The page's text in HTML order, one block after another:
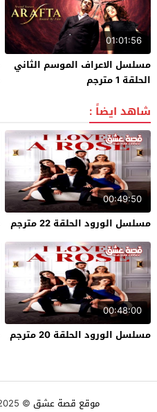
01:01:56
مسلسل الاعراف الموسم الثاني
الحلقة 1 مترجم
شاهد ايضاً :
00:49:50
مسلسل الورود الحلقة 22 مترجم
00:48:00
مسلسل الورود الحلقة 20 مترجم
موقع قصة عشق © 2025 جميع الحقوق محفوظة.